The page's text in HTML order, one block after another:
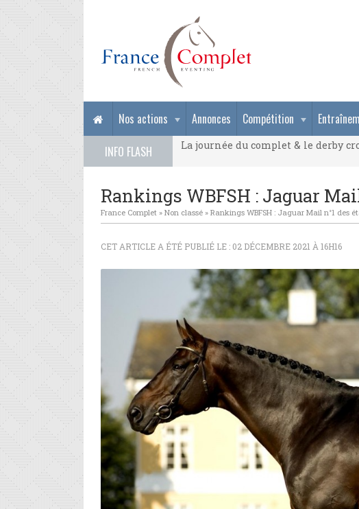
Nos actions Annonces Compétition
INFO FLASH
La journée du complet & le derby
La journée du complet & le derby
Rankings WBFSH : Jaguar
France Complet » Non classé » Rankings WBFSH : Jaguar Mail n°1 des
CET ARTICLE A ÉTÉ PUBLIÉ LE : 02 DÉCEMBRE 2021 À 16H16